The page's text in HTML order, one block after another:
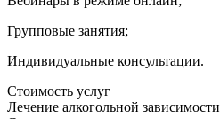
Групповые занятия;
Индивидуальные консультации.
Стоимость услуг
Лечение алкогольной зависимости